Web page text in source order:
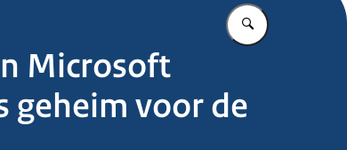
Vul in wat u
Microsoft
geheim voor de